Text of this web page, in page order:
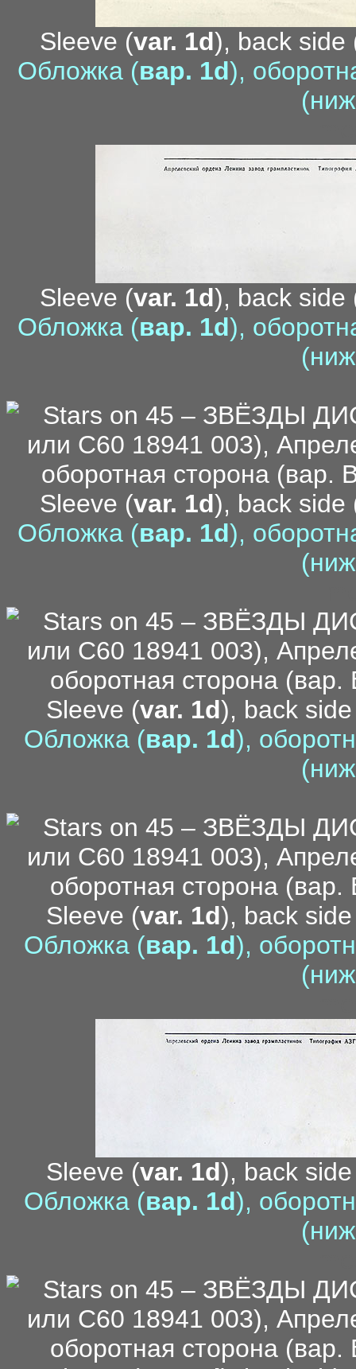
Sleeve (var. 1d), back side
Обложка (вар. 1d),
Sleeve (var. 1d), back side
Обложка (вар. 1d),
Sleeve (var. 1d), back side
Обложка (вар. 1d),
Sleeve (var. 1d), back
Обложка (вар. 1d),
Sleeve (var. 1d), back
Обложка (вар. 1d),
Sleeve (var. 1d), back
Обложка (вар. 1d),